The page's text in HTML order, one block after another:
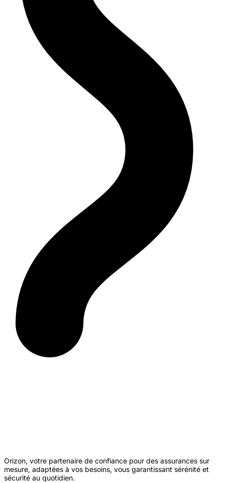
Orizon, votre partenaire de confiance pour des assurances sur
mesure, adaptées à vos besoins, vous garantissant sérénité et
sécurité au quotidien.